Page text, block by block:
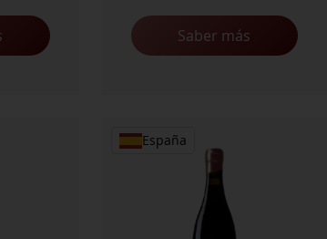
Saber más
España